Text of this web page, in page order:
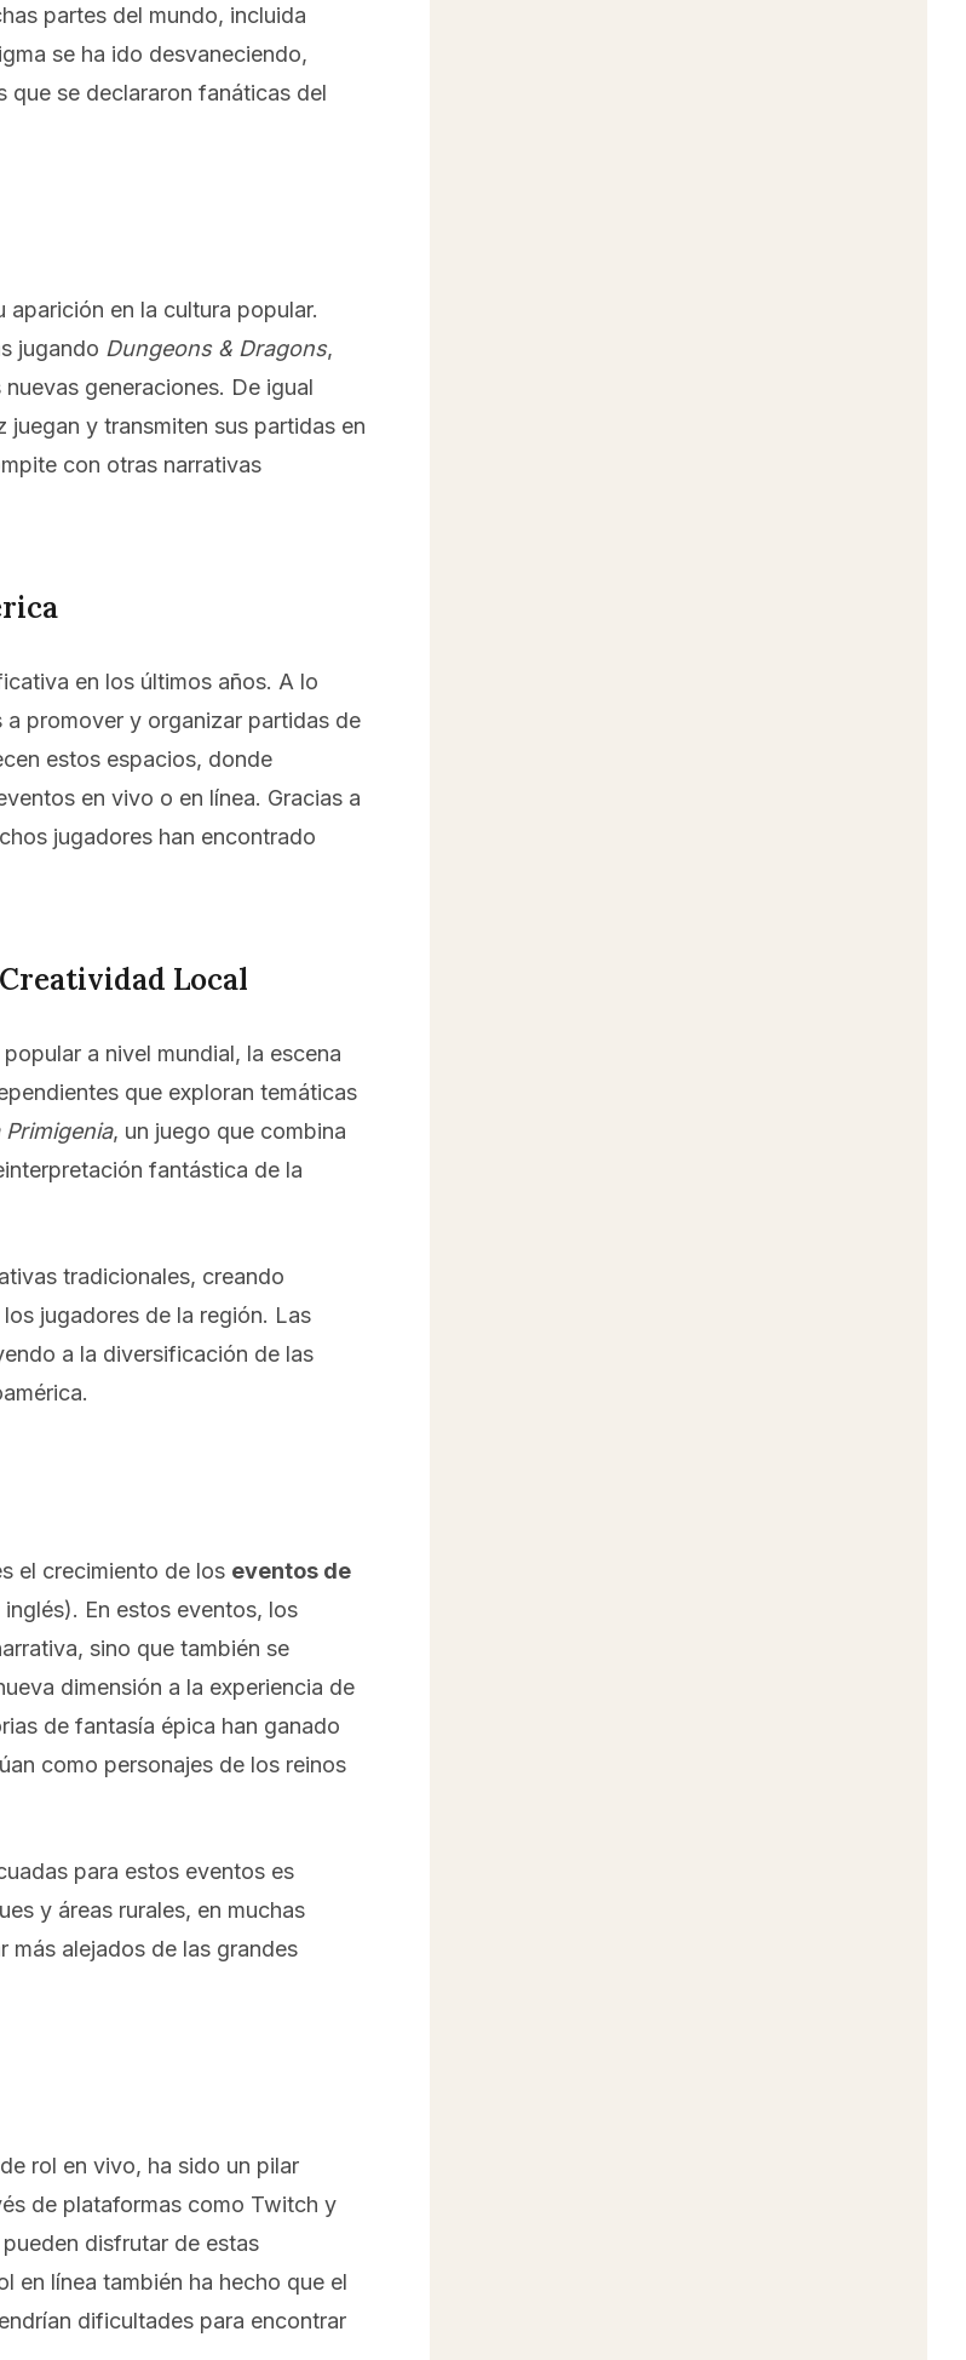
partes del mundo, incluida
se ha ido desvaneciendo,
que se declararon fanáticas del
en la cultura popular.
jugando Dungeons & Dragons,
generaciones. De igual
y transmiten sus partidas en
con otras narrativas
en los últimos años. A lo
promover y organizar partidas de
estos espacios, donde
en vivo o en línea. Gracias a
jugadores han encontrado
Local
a nivel mundial, la escena
que exploran temáticas
Primigenia, un juego que combina
fantástica de la
tradicionales, creando
jugadores de la región. Las
a la diversificación de las
el crecimiento de los eventos de
En estos eventos, los
sino que también se
dimensión a la experiencia de
de fantasía épica han ganado
como personajes de los reinos
para estos eventos es
y áreas rurales, en muchas
más alejados de las grandes
rol en vivo, ha sido un pilar
de plataformas como Twitch y
disfrutar de estas
en línea también ha hecho que el
dificultades para encontrar